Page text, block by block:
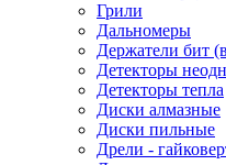
Грили
Дальномеры
Держатели бит
Детекторы
Детекторы тепла
Диски алмазные
Диски пильные
Дрели -